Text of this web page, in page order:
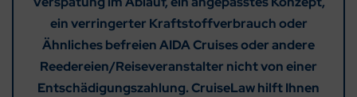
ein verringerter Kraftstoffverbrauch oder
Ähnliches befreien AIDA Cruises oder andere
Reedereien/Reiseveranstalter nicht von einer
Entschädigungszahlung. CruiseLaw hilft Ihnen